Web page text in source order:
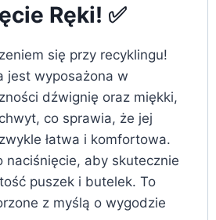
Ręki! ✅
się przy recyklingu!
jest wyposażona w
dźwignię oraz miękki,
co sprawia, że jej
łatwa i komfortowa.
naciśnięcie, aby skutecznie
puszek i butelek. To
z myślą o wygodzie